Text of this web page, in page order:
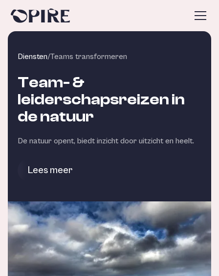
Diensten/Teams transformeren
Team- &
leiderschapsreizen in
de natuur
De natuur opent, biedt inzicht door uitzicht en heelt.
Lees meer